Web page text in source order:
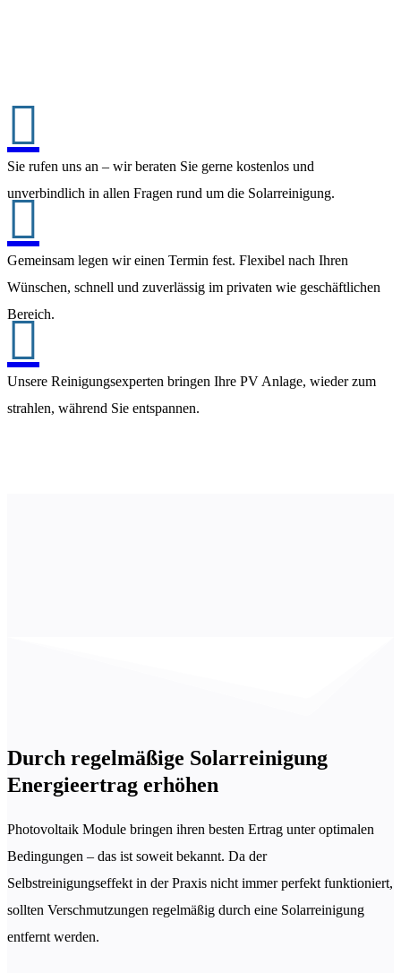

Sie rufen uns an – wir beraten Sie gerne kostenlos und
unverbindlich in allen Fragen rund um die Solarreinigung.

Gemeinsam legen wir einen Termin fest. Flexibel nach Ihren
Wünschen, schnell und zuverlässig im privaten wie geschäftlichen
Bereich.

Unsere Reinigungsexperten bringen Ihre PV Anlage, wieder zum
strahlen, während Sie entspannen.
Durch regelmäßige Solarreinigung
Energieertrag erhöhen
Photovoltaik Module bringen ihren besten Ertrag unter optimalen
Bedingungen – das ist soweit bekannt. Da der
Selbstreinigungseffekt in der Praxis nicht immer perfekt funktioniert,
sollten Verschmutzungen regelmäßig durch eine Solarreinigung
entfernt werden.